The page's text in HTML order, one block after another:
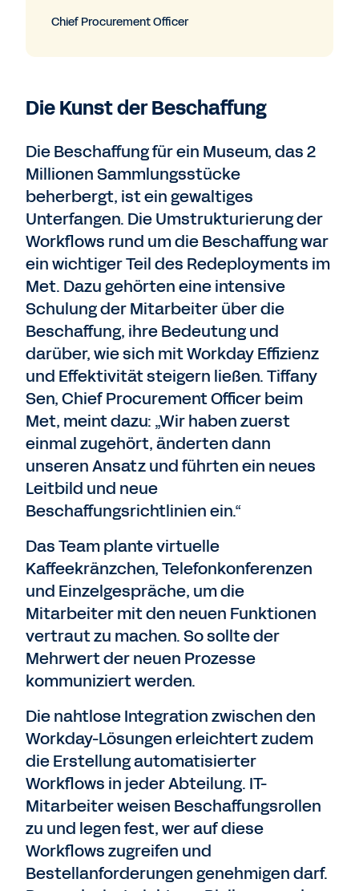
Chief Procurement Officer
Die Kunst der Beschaffung
Die Beschaffung für ein Museum, das 2
Millionen Sammlungsstücke
beherbergt, ist ein gewaltiges
Unterfangen. Die Umstrukturierung der
Workflows rund um die Beschaffung war
ein wichtiger Teil des Redeployments im
Met. Dazu gehörten eine intensive
Schulung der Mitarbeiter über die
Beschaffung, ihre Bedeutung und
darüber, wie sich mit Workday Effizienz
und Effektivität steigern ließen. Tiffany
Sen, Chief Procurement Officer beim
Met, meint dazu: „Wir haben zuerst
einmal zugehört, änderten dann
unseren Ansatz und führten ein neues
Leitbild und neue
Beschaffungsrichtlinien ein.“
Das Team plante virtuelle
Kaffeekränzchen, Telefonkonferenzen
und Einzelgespräche, um die
Mitarbeiter mit den neuen Funktionen
vertraut zu machen. So sollte der
Mehrwert der neuen Prozesse
kommuniziert werden.
Die nahtlose Integration zwischen den
Workday-Lösungen erleichtert zudem
die Erstellung automatisierter
Workflows in jeder Abteilung. IT-
Mitarbeiter weisen Beschaffungsrollen
zu und legen fest, wer auf diese
Workflows zugreifen und
Bestellanforderungen genehmigen darf.